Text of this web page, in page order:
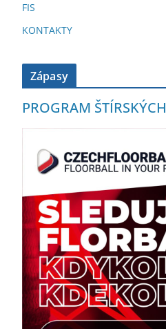
FIS
KONTAKTY
Zápasy
PROGRAM ŠTÍRSKÝCH